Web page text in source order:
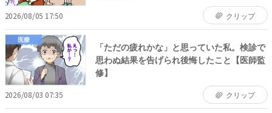
2026/08/05 17:50 クリップ
医療
「ただの疲れかな」と思っていた私。検診で
思わぬ結果を告げられ後悔したこと【医師監
修】
2026/08/03 07:35 クリップ